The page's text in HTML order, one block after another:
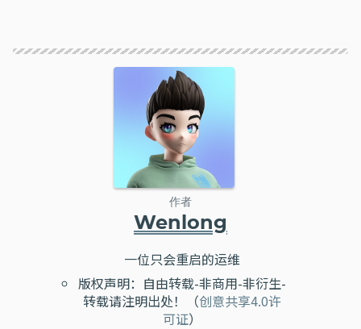
作者
Wenlong
一位只会重启的运维
版权声明：自由转载-非商用-非衍生-
转载请注明出处！（创意共享4.0许
可证）